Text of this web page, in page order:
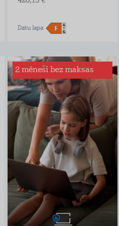
Datu lapa
2 mēneši bez maksas
Interneta drošība
mājai
Sērfo internetā droši
– mēs būsim tava
digitālā glābšanas
veste!
Ar Interneta Drošību
būsi pasargāts no:
inficētām vietnēm
viltus veikaliem,
bankām un
personām, kuras
vēlas iegūt tavus
bankas datus
programmām, kas
mēģina iekļaut